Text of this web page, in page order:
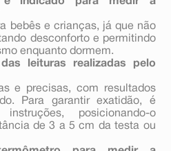
bebês e crianças, já que não
desconforto e permitindo
enquanto dormem.
leituras realizadas pelo
e precisas, com resultados
Para garantir exatidão, é
posicionando-o
de 3 a 5 cm da testa ou